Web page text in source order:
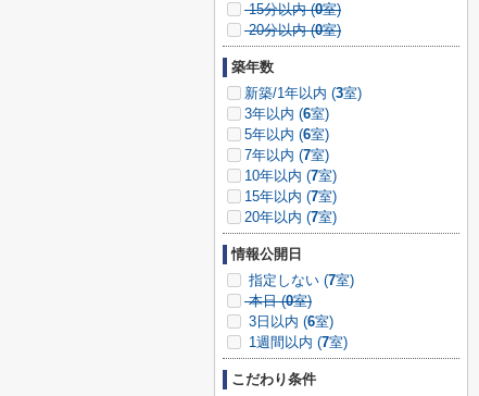
15分以内 (0室)
20分以内 (0室)
築年数
新築/1年以内 (3室)
3年以内 (6室)
5年以内 (6室)
7年以内 (7室)
10年以内 (7室)
15年以内 (7室)
20年以内 (7室)
情報公開日
指定しない (7室)
本日 (0室)
3日以内 (6室)
1週間以内 (7室)
こだわり条件